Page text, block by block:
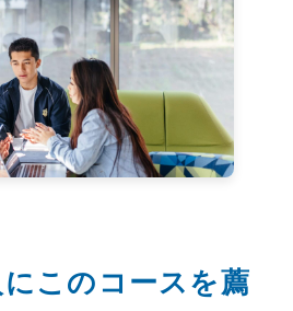
このコースを薦